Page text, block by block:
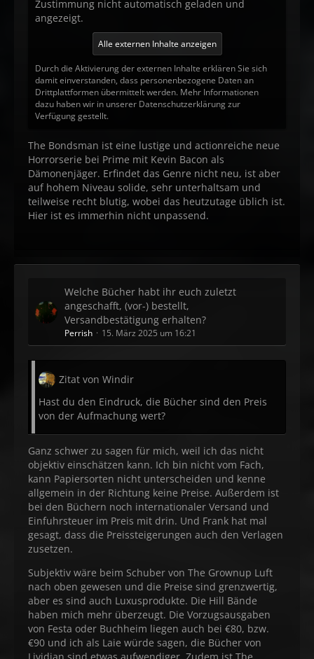
Zustimmung nicht automatisch geladen und
angezeigt.
Alle externen Inhalte anzeigen
Durch die Aktivierung der externen Inhalte erklären Sie sich
damit einverstanden, dass personenbezogene Daten an
Drittplattformen übermittelt werden. Mehr Informationen
dazu haben wir in unserer Datenschutzerklärung zur
Verfügung gestellt.
The Bondsman ist eine lustige und actionreiche neue
Horrorserie bei Prime mit Kevin Bacon als
Dämonenjäger. Erfindet das Genre nicht neu, ist aber
auf hohem Niveau solide, sehr unterhaltsam und
teilweise recht blutig, wobei das heutzutage üblich ist.
Hier ist es immerhin nicht unpassend.
Welche Bücher habt ihr euch zuletzt
angeschafft, (vor-) bestellt,
Versandbestätigung erhalten?
Perrish 15. März 2025 um 16:21
Zitat von Windir
Hast du den Eindruck, die Bücher sind den Preis
von der Aufmachung wert?
Ganz schwer zu sagen für mich, weil ich das nicht
objektiv einschätzen kann. Ich bin nicht vom Fach,
kann Papiersorten nicht unterscheiden und kenne
allgemein in der Richtung keine Preise. Außerdem ist
bei den Büchern noch internationaler Versand und
Einfuhrsteuer im Preis mit drin. Und Frank hat mal
gesagt, dass die Preissteigerungen auch den Verlagen
zusetzen.
Subjektiv wäre beim Schuber von The Grownup Luft
nach oben gewesen und die Preise sind grenzwertig,
aber es sind auch Luxusprodukte. Die Hill Bände
haben mich mehr überzeugt. Die Vorzugsausgaben
von Festa oder Buchheim liegen auch bei €80, bzw.
€90 und ich als Laie würde sagen, die Bücher von